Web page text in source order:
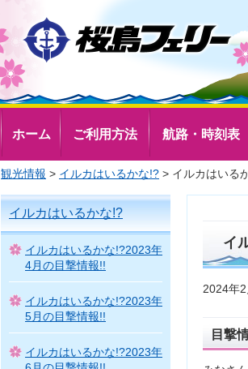
ホーム ご利用方法 航路・時刻表
観光情報 > イルカはいるかな!? > イルカはいる
イルカはいるかな!?
イルカはいるかな!?2023年
4月の目撃情報!!
イルカはいるかな!?2023年
5月の目撃情報!!
イルカはいるかな!?2023年
イ
2024年2
目撃